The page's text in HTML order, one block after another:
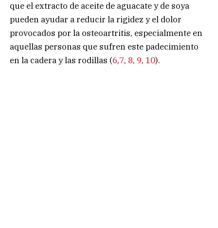
que el extracto de aceite de aguacate y de soya
pueden ayudar a reducir la rigidez y el dolor
provocados por la osteoartritis, especialmente en
aquellas personas que sufren este padecimiento
en la cadera y las rodillas (6,7, 8, 9, 10).